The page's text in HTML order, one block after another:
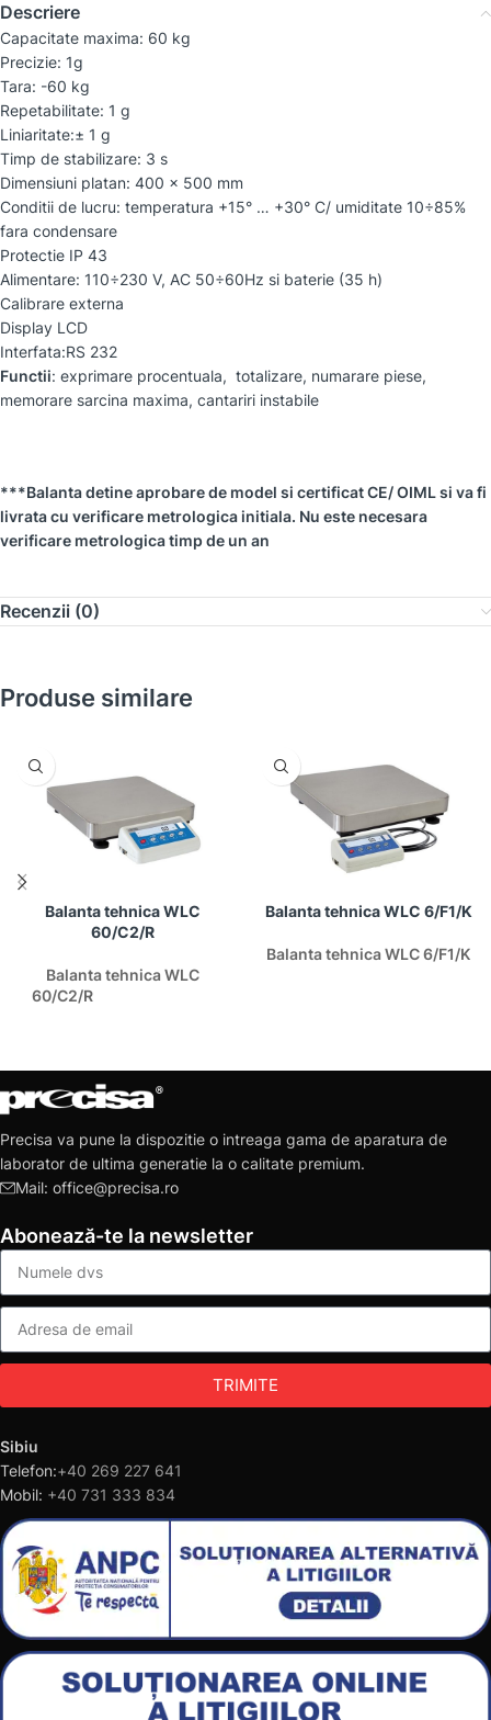
Descriere
Capacitate maxima: 60 kg
Precizie: 1g
Tara: -60 kg
Repetabilitate: 1 g
Liniaritate:± 1 g
Timp de stabilizare: 3 s
Dimensiuni platan: 400 x 500 mm
Conditii de lucru: temperatura +15° … +30° C/ umiditate 10÷85%
fara condensare
Protectie IP 43
Alimentare: 110÷230 V, AC 50÷60Hz si baterie (35 h)
Calibrare externa
Display LCD
Interfata:RS 232
Functii: exprimare procentuala, totalizare, numarare piese,
memorare sarcina maxima, cantariri instabile
***Balanta detine aprobare de model si certificat CE/ OIML si va fi
livrata cu verificare metrologica initiala. Nu este necesara
verificare metrologica timp de un an
Recenzii (0)
Produse similare
Balanta tehnica WLC
60/C2/R
Balanta tehnica WLC
60/C2/R
Balanta tehnica WLC 6/F1/K
Balanta tehnica WLC 6/F1/K
Precisa va pune la dispozitie o intreaga gama de aparatura de
laborator de ultima generatie la o calitate premium.
Mail: office@precisa.ro
Abonează-te la newsletter
TRIMITE
Sibiu
Telefon:+40 269 227 641
Mobil: +40 731 333 834